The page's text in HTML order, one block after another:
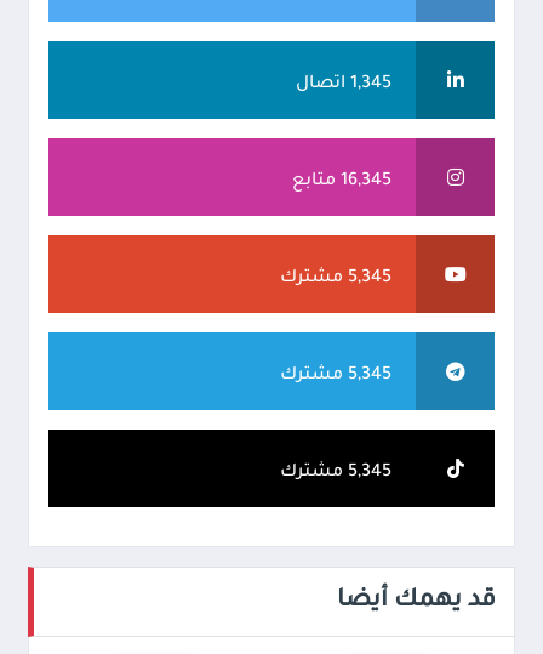
1,345 اتصال
16,345 متابع
5,345 مشترك
5,345 مشترك
5,345 مشترك
قد يهمك أيضا